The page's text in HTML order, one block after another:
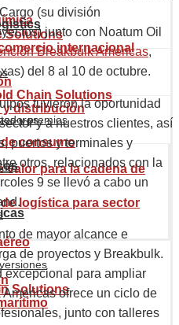
internacional
y distribución
valor para la cadena de
Solutions
Chain Solutions
consumo
logística para sector
y premios
Solutions
(su división
junto con Noatum Oil
Breakbulk Americas,
del 8 al 10 de octubre.
tuvieron la oportunidad
y a nuestros clientes, así
puertos y terminales y
otros, relacionados con la
9 se llevó a cabo un
de mayor alcance e
de proyectos y Breakbulk.
excepcional para ampliar
ofrece un ciclo de
junto con talleres